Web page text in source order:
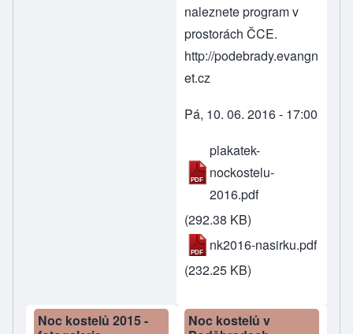
naleznete program v
prostorách ČCE.
http://podebrady.evangn
et.cz
Pá, 10. 06. 2016 - 17:00
plakatek-
nockostelu-
2016.pdf
(292.38 KB)
nk2016-nasirku.pdf
(232.25 KB)
Noc kostelů 2015 -
Noc kostelů v